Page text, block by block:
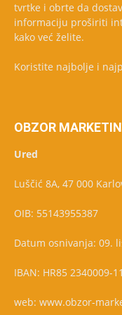
tvrtke i obrte da
informaciju proširiti
kako već želite.
Koristite najbolje i
OBZOR
Ured
Luščić 8A, 47 000
OIB: 55143955387
Datum osnivanja: 09.
IBAN: HR85 2340009-
web: www.obzor-